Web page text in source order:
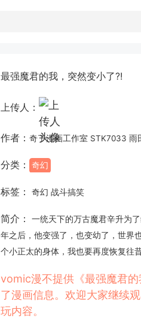
最强魔君的我，突然变小了?!
上传人：
作者： 奇了漫画工作室 STK7033 雨
分类： 奇幻
标签： 奇幻 战斗搞笑
简介：
一统天下的万古魔君辛升为
年之后，他变强了，也变幼了，世界
个小正太的身体，我也要再度恢复往
vomic漫不提供《最强魔君
了漫画信息。欢迎大家继续
玩内容。